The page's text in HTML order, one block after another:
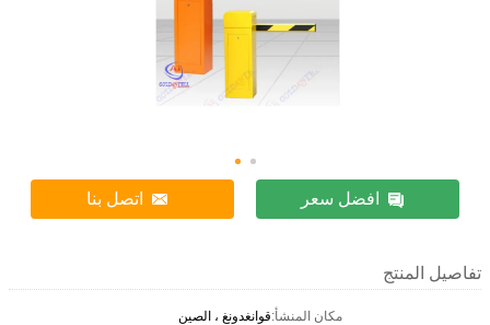
افضل سعر اتصل بنا
تفاصيل المنتج
مكان المنشأ:قوانغدونغ ، الصين